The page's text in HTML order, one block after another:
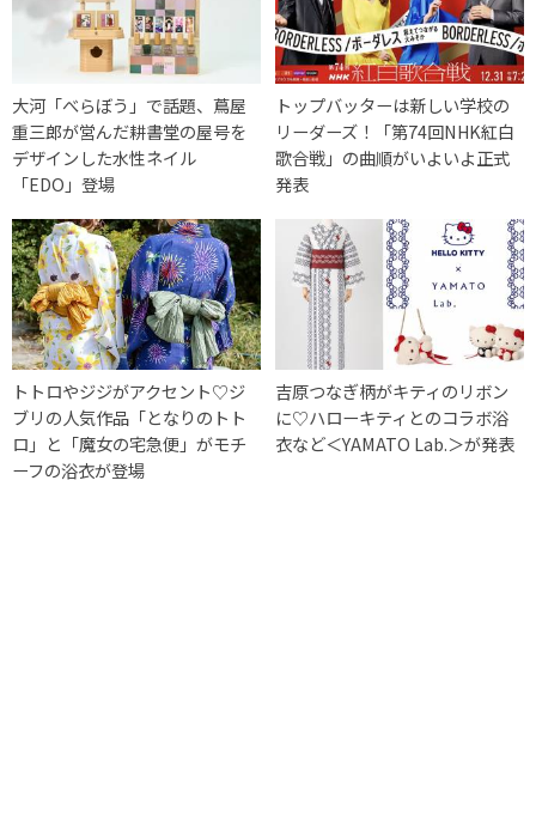
大河「べらぼう」で話題、蔦屋
重三郎が営んだ耕書堂の屋号を
デザインした水性ネイル
「EDO」登場
トップバッターは新しい学校の
リーダーズ！「第74回NHK紅白
歌合戦」の曲順がいよいよ正式
発表
トトロやジジがアクセント♡ジ
ブリの人気作品「となりのトト
ロ」と「魔女の宅急便」がモチ
ーフの浴衣が登場
吉原つなぎ柄がキティのリボン
に♡ハローキティとのコラボ浴
衣など＜YAMATO Lab.＞が発表